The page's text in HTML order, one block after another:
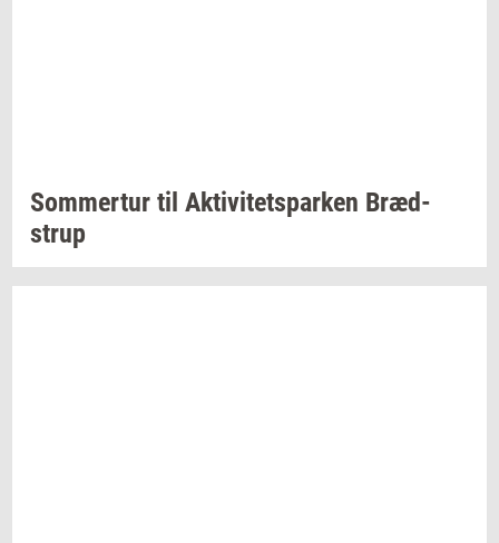
Som­mer­tur til Ak­ti­vi­tetspar­ken Bræd­
strup